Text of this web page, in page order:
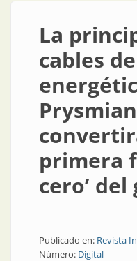
La
cables
primera
cero’
Publicado en: Revista
Número: Digital